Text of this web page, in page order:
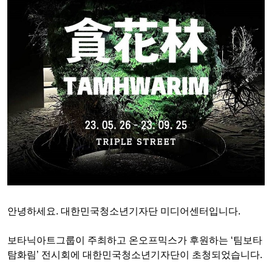
안녕하세요. 대한민국청소년기자단 미디어센터입니다.
보타닉아트그룹이 주최하고 온오프믹스가 후원하는 ‘팀보타
탐화림’ 전시회에 대한민국청소년기자단이 초청되었습니다.